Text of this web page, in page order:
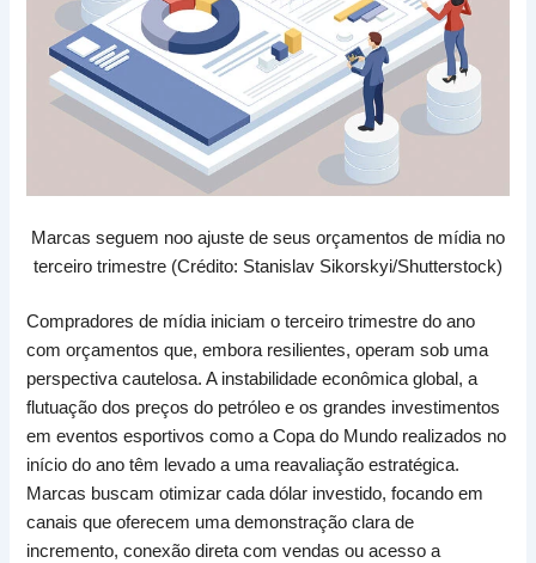
Marcas seguem noo ajuste de seus orçamentos de mídia no
terceiro trimestre (Crédito: Stanislav Sikorskyi/Shutterstock)
Compradores de mídia iniciam o terceiro trimestre do ano
com orçamentos que, embora resilientes, operam sob uma
perspectiva cautelosa. A instabilidade econômica global, a
flutuação dos preços do petróleo e os grandes investimentos
em eventos esportivos como a Copa do Mundo realizados no
início do ano têm levado a uma reavaliação estratégica.
Marcas buscam otimizar cada dólar investido, focando em
canais que oferecem uma demonstração clara de
incremento, conexão direta com vendas ou acesso a